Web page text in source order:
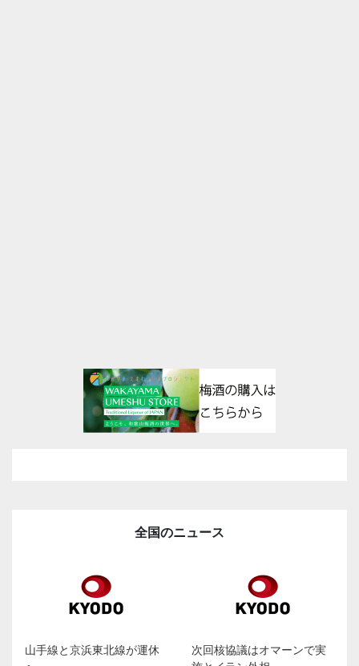
全国のニュース
山手線と京浜東北線が運休
次回核協議はオマーンで実